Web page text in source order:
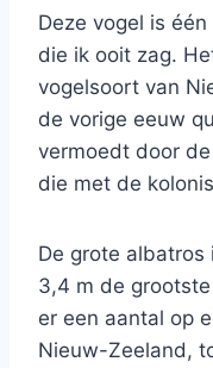
Deze vogel is
die ik ooit zag.
vogelsoort van
de vorige eeuw
vermoedt door
die met de
De grote
3,4 m de
er een aantal op
Nieuw-Zeeland,